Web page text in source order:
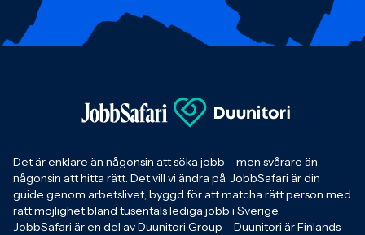
Det är enklare än någonsin att söka jobb – men svårare än
någonsin att hitta rätt. Det vill vi ändra på. JobbSafari är din
guide genom arbetslivet, byggd för att matcha rätt person med
rätt möjlighet bland tusentals lediga jobb i Sverige.
JobbSafari är en del av Duunitori Group – Duunitori är Finlands